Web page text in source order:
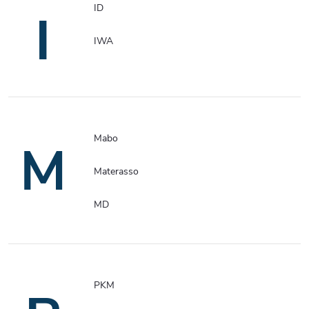
I ID
IWA
M Mabo
Materasso
MD
PKM